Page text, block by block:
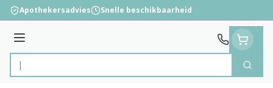
Ga naar de inhoud
Apothekersadvies Snelle beschikbaarheid
Menu
Product, merk, categorie...
Zoek